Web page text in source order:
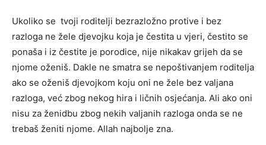
Ukoliko se tvoji roditelji bezrazložno protive i bez
razloga ne žele djevojku koja je čestita u vjeri, čestito se
ponaša i iz čestite je porodice, nije nikakav grijeh da se
njome oženiš. Dakle ne smatra se nepoštivanjem roditelja
ako se oženiš djevojkom koju oni ne žele bez valjana
razloga, već zbog nekog hira i ličnih osjećanja. Ali ako oni
nisu za ženidbu zbog nekih valjanih razloga onda se ne
trebaš ženiti njome. Allah najbolje zna.